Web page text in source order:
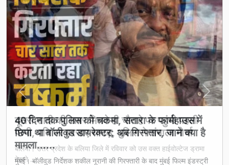
दूसरी शादी की खबर मिलते ही चौराहे पर पहुंची पहली
पत्नी, पति पर बरसाए थप्पड़, पुलिस ने संभाला मोर्चा
बलिया। उत्तर प्रदेश के बलिया जिले में रविवार को उस वक्त हाईवोल्टेज ड्रामा
देखने ...
Previous Next